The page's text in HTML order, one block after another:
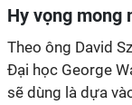
Hy vọng mong
Theo ông David
Đại học George
sẽ dùng là dựa